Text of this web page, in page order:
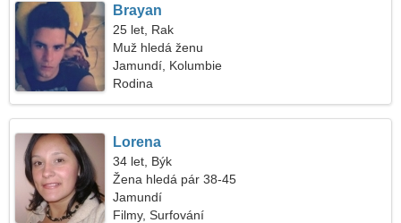
Brayan
25 let, Rak
Muž hledá ženu
Jamundí, Kolumbie
Rodina
Lorena
34 let, Býk
Žena hledá pár 38-45
Jamundí
Filmy, Surfování